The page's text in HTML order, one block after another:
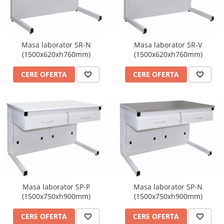
Masa laborator SR-N
(1500x620xh760mm)
CERE OFERTA
Masa laborator SR-V
(1500x620xh760mm)
CERE OFERTA
Masa laborator SP-P
(1500x750xh900mm)
CERE OFERTA
Masa laborator SP-N
(1500x750xh900mm)
CERE OFERTA